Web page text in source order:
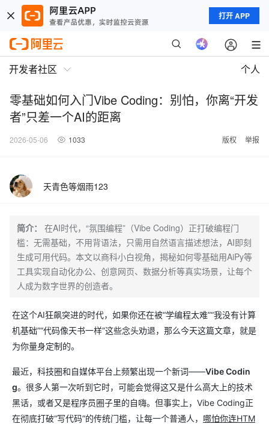
打开 APP
开发者社区 个人
零基础如何入门Vibe Coding：别怕，你离“开发
者”只差一个AI的距离
2026-05-06 1033 版权 举报
天青色等烟雨123
简介：
在AI时代，“氛围编程”（Vibe Coding）正打破编程门
槛：无需基础，不用背语法，只需用自然语言描述想法，AI即刻
生成可用代码。本文以商科小白视角，揭秘如何零基础用AiPy等
工具实现自动化办公、创意网页、数据分析等真实场景，让每个
人成为数字世界的创造者。
在这个AI狂飙突进的时代，如果你还在被“学编程太难”“我没有计算
机基础”“代码像天书一样”这些念头劝退，那么今天这篇文章，就是
为你量身定制的。
最近，科技圈和自媒体平台上频繁出现一个新词——Vibe Codin
g。很多人第一次听到它时，可能会觉得这又是什么高大上的技术
黑话，或者又是程序员圈子里的自嗨。但事实上，Vibe Coding正
在彻底打破“写代码”的传统门槛，让每一个普通人， 哪怕你连HTM